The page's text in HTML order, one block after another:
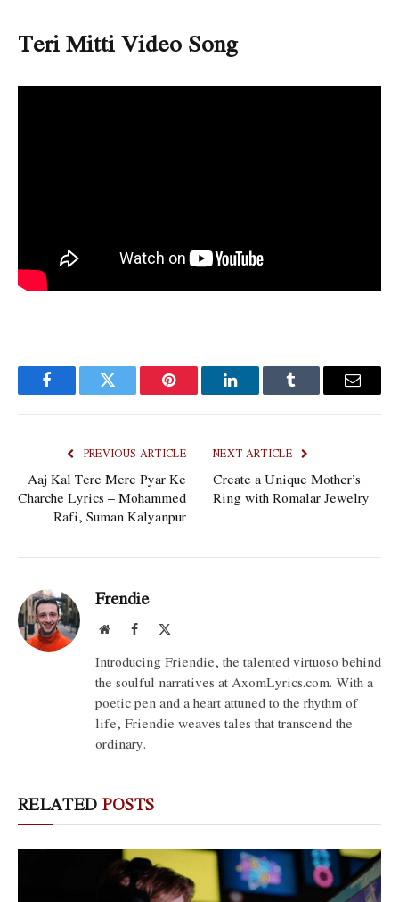
Teri Mitti Video Song
FacebookTwitter Pinterest LinkedInTumblr Email
PREVIOUS ARTICLE
Aaj Kal Tere Mere Pyar Ke
Charche Lyrics – Mohammed
Rafi, Suman Kalyanpur
NEXT ARTICLE
Create a Unique Mother’s
Ring with Romalar Jewelry
Frendie
WebsiteFacebook
Introducing Friendie, the talented virtuoso behind
the soulful narratives at AxomLyrics.com. With a
poetic pen and a heart attuned to the rhythm of
life, Friendie weaves tales that transcend the
ordinary.
RELATED POSTS